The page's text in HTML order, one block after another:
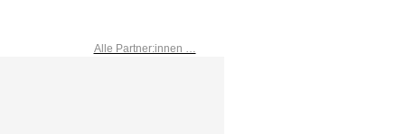
Alle Partner:innen …